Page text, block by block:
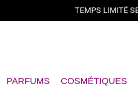
TEMPS LIMITÉ
PARFUMS COSMÉTIQUES